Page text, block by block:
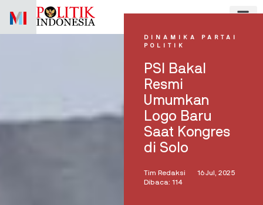
DINAMIKA PARTAI
POLITIK
PSI Bakal
Resmi
Umumkan
Logo Baru
Saat Kongres
di Solo
Tim Redaksi
16 Jul, 2025
Dibaca: 114